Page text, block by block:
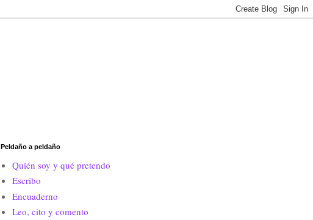
Peldaño a peldaño
Quién soy y qué pretendo
Escribo
Encuaderno
Leo, cito y comento